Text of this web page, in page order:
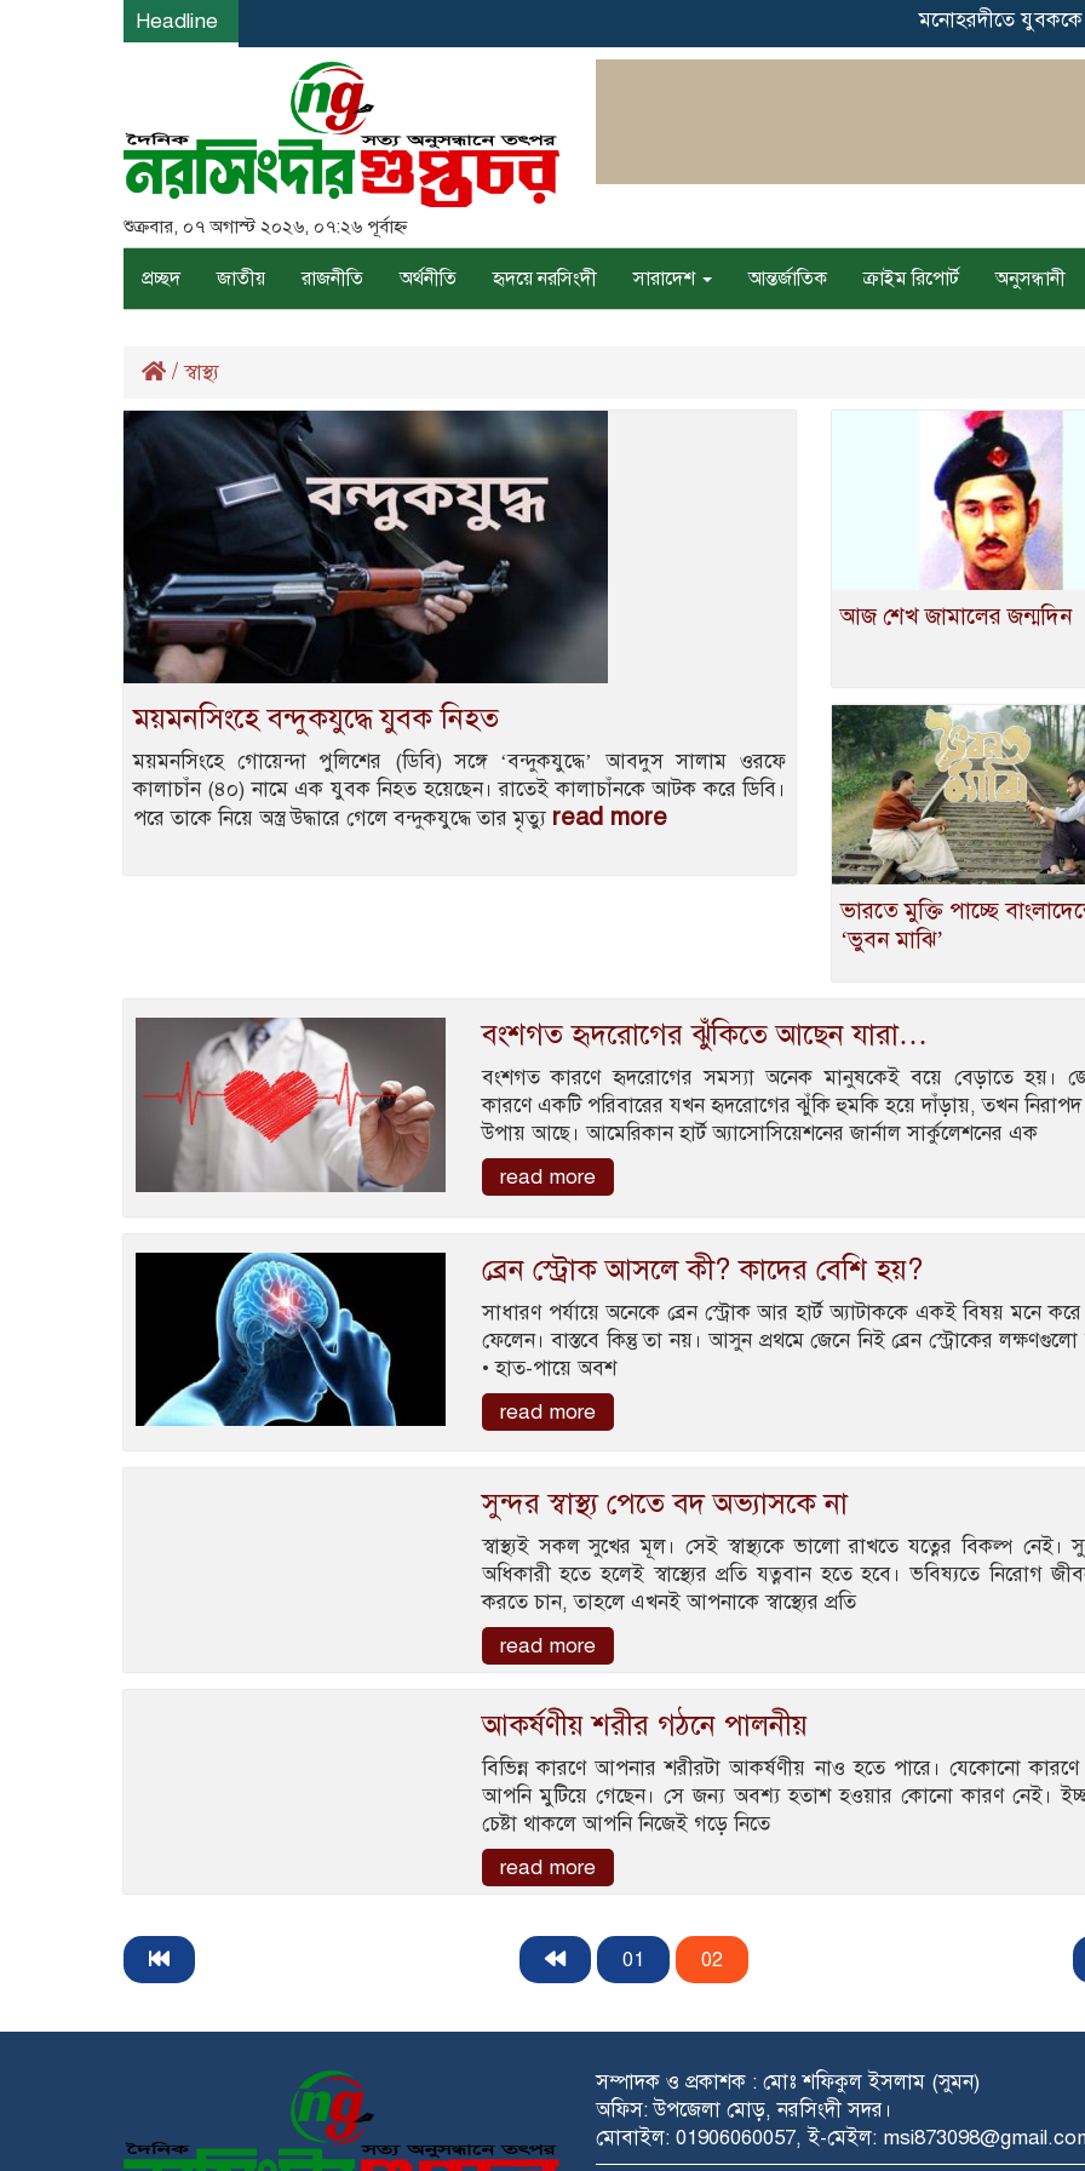
Headline মনোহরদীতে যুবককে
শুক্রবার, ০৭ অগাস্ট ২০২৬, ০৭:২৬ পূর্বাহ্ন
প্রচ্ছদ জাতীয় রাজনীতি অর্থনীতি হৃদয়ে নরসিংদী সারাদেশ আন্তর্জাতিক ক্রাইম রিপোর্ট অনুসন্ধানী
/স্বাস্থ্য
ময়মনসিংহে বন্দুকযুদ্ধে যুবক নিহত
ময়মনসিংহে গোয়েন্দা পুলিশের (ডিবি) সঙ্গে ‘বন্দুকযুদ্ধে’ আবদুস সালাম ওরফে
কালাচাঁন (৪০) নামে এক যুবক নিহত হয়েছেন। রাতেই কালাচাঁনকে আটক করে ডিবি।
পরে তাকে নিয়ে অস্ত্র উদ্ধারে গেলে বন্দুকযুদ্ধে তার মৃত্যু read more
আজ শেখ জামালের জন্মদিন
ভারতে মুক্তি পাচ্ছে
‘ভুবন মাঝি’
বংশগত হৃদরোগের ঝুঁকিতে আছেন যারা…
বংশগত কারণে হৃদরোগের সমস্যা অনেক মানুষকেই বয়ে বেড়াতে হয়।
কারণে একটি পরিবারের যখন হৃদরোগের ঝুঁকি হুমকি হয়ে দাঁড়ায়, তখন নিরাপদ
উপায় আছে। আমেরিকান হার্ট অ্যাসোসিয়েশনের জার্নাল সার্কুলেশনের এক
read more
ব্রেন স্ট্রোক আসলে কী? কাদের বেশি হয়?
সাধারণ পর্যায়ে অনেকে ব্রেন স্ট্রোক আর হার্ট অ্যাটাককে একই বিষয় মনে
ফেলেন। বাস্তবে কিন্তু তা নয়। আসুন প্রথমে জেনে নিই ব্রেন স্ট্রোকের লক্ষণগুলো
• হাত-পায়ে অবশ
read more
সুন্দর স্বাস্থ্য পেতে বদ অভ্যাসকে না
স্বাস্থ্যই সকল সুখের মূল। সেই স্বাস্থ্যকে ভালো রাখতে যত্নের বিকল্প নেই।
অধিকারী হতে হলেই স্বাস্থ্যের প্রতি যত্নবান হতে হবে। ভবিষ্যতে নিরোগ
করতে চান, তাহলে এখনই আপনাকে স্বাস্থ্যের প্রতি
read more
আকর্ষণীয় শরীর গঠনে পালনীয়
বিভিন্ন কারণে আপনার শরীরটা আকর্ষণীয় নাও হতে পারে। যেকোনো
আপনি মুটিয়ে গেছেন। সে জন্য অবশ্য হতাশ হওয়ার কোনো কারণ নেই।
চেষ্টা থাকলে আপনি নিজেই গড়ে নিতে
read more
01 02
সম্পাদক ও প্রকাশক : মোঃ শফিকুল ইসলাম (সুমন)
অফিস: উপজেলা মোড়, নরসিংদী সদর।
মোবাইল: 01906060057, ই-মেইল: